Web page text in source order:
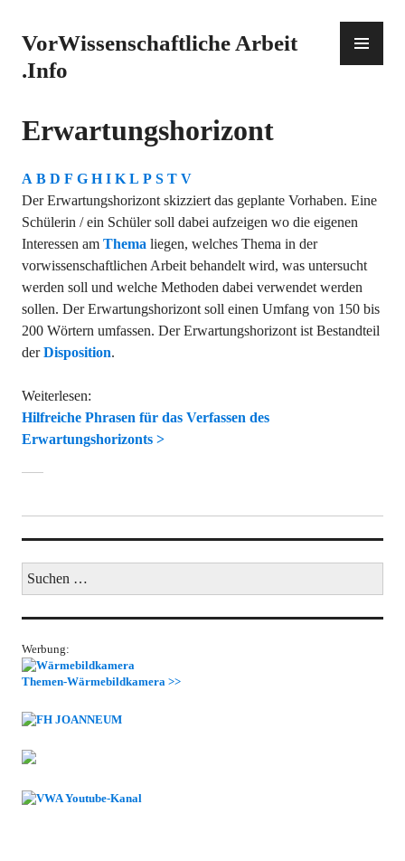
springen
VorWissenschaftliche Arbeit
.Info
Erwartungshorizont
A B D F G H I K L P S T V
Der Erwartungshorizont skizziert das geplante Vorhaben. Eine
Schülerin / ein Schüler soll dabei aufzeigen wo die eigenen
Interessen am Thema liegen, welches Thema in der
vorwissenschaftlichen Arbeit behandelt wird, was untersucht
werden soll und welche Methoden dabei verwendet werden
sollen. Der Erwartungshorizont soll einen Umfang von 150 bis
200 Wörtern umfassen. Der Erwartungshorizont ist Bestandteil
derDisposition.
Weiterlesen:
Hilfreiche Phrasen für das Verfassen des
Erwartungshorizonts >
nach:
Werbung:
Themen-Wärmebildkamera >>